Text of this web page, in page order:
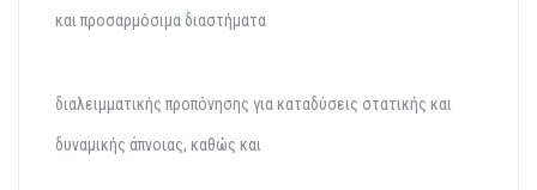
και προσαρμόσιμα διαστήματα
διαλειμματικής προπόνησης για καταδύσεις στατικής και
δυναμικής άπνοιας, καθώς και